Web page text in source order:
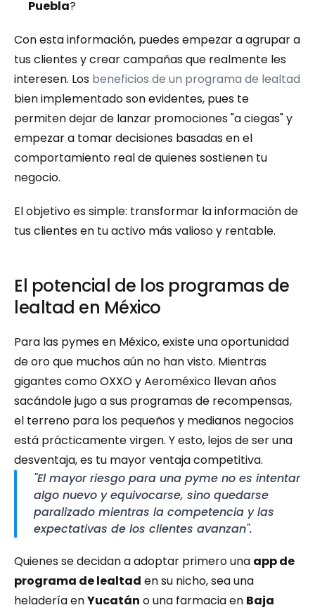
Puebla?
Con esta información, puedes empezar a agrupar a
tus clientes y crear campañas que realmente les
interesen. Los beneficios de un programa de lealtad
bien implementado son evidentes, pues te
permiten dejar de lanzar promociones "a ciegas" y
empezar a tomar decisiones basadas en el
comportamiento real de quienes sostienen tu
negocio.
El objetivo es simple: transformar la información de
tus clientes en tu activo más valioso y rentable.
El potencial de los programas de
lealtad en México
Para las pymes en México, existe una oportunidad
de oro que muchos aún no han visto. Mientras
gigantes como OXXO y Aeroméxico llevan años
sacándole jugo a sus programas de recompensas,
el terreno para los pequeños y medianos negocios
está prácticamente virgen. Y esto, lejos de ser una
desventaja, es tu mayor ventaja competitiva.
"El mayor riesgo para una pyme no es intentar
algo nuevo y equivocarse, sino quedarse
paralizado mientras la competencia y las
expectativas de los clientes avanzan".
Quienes se decidan a adoptar primero una app de
programa de lealtad en su nicho, sea una
heladería en Yucatán o una farmacia en Baja